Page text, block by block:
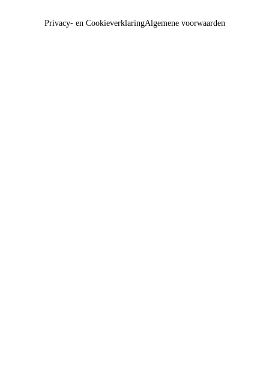
Privacy- en CookieverklaringAlgemene voorwaarden